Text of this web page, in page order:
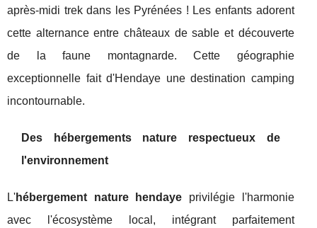
après-midi trek dans les Pyrénées ! Les enfants adorent
cette alternance entre châteaux de sable et découverte
de la faune montagnarde. Cette géographie
exceptionnelle fait d'Hendaye une destination camping
incontournable.
Des hébergements nature respectueux de
l'environnement
L'hébergement nature hendaye privilégie l'harmonie
avec l'écosystème local, intégrant parfaitement